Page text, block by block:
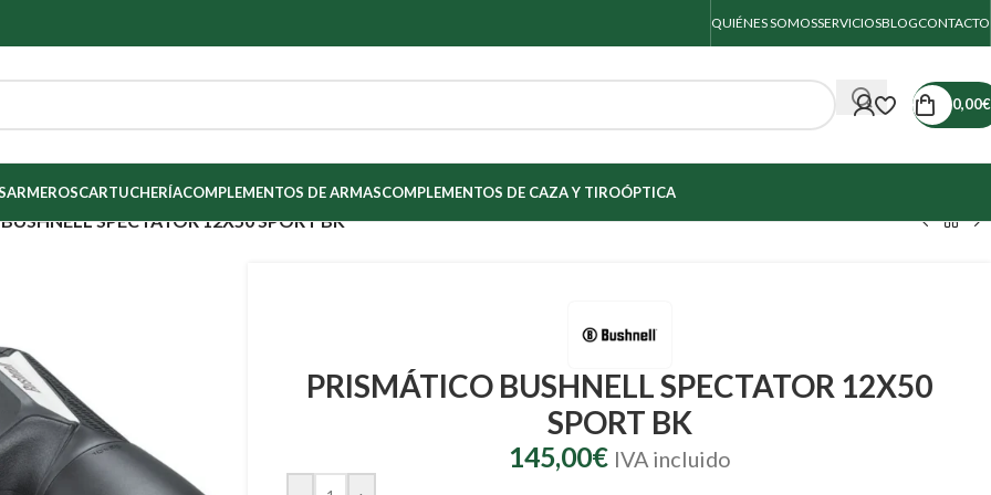
QUIÉNES SOMOSSERVICIOSBLOGCONTACTO
0,00€
ARMEROSCARTUCHERÍACOMPLEMENTOS DE ARMASCOMPLEMENTOS DE CAZA Y TIROÓPTICA
SPECTATOR 12X50 SPORT BK
PRISMÁTICO BUSHNELL SPECTATOR 12X50
SPORT BK
145,00€ IVA incluido